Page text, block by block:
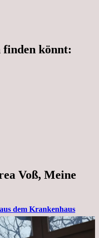
finden könnt:
Voß, Meine
dem Krankenhaus